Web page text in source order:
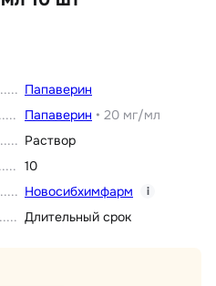
Папаверин
Папаверин • 20 мг/мл
Раствор
10
Новосибхимфарм i
Длительный срок